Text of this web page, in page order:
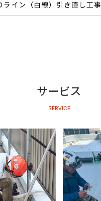
ライン（白線）引き直し工事
サービス
SERVICE